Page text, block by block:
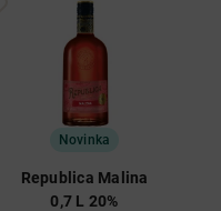
Novinka
Republica Malina
0,7 L 20%